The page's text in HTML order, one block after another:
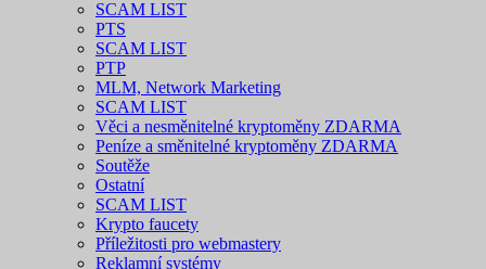
SCAM LIST
PTS
SCAM LIST
PTP
MLM, Network Marketing
SCAM LIST
Věci a nesměnitelné kryptoměny ZDARMA
Peníze a směnitelné kryptoměny ZDARMA
Soutěže
Ostatní
SCAM LIST
Krypto faucety
Příležitosti pro webmastery
Reklamní systémy